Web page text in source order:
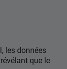
les données
que le